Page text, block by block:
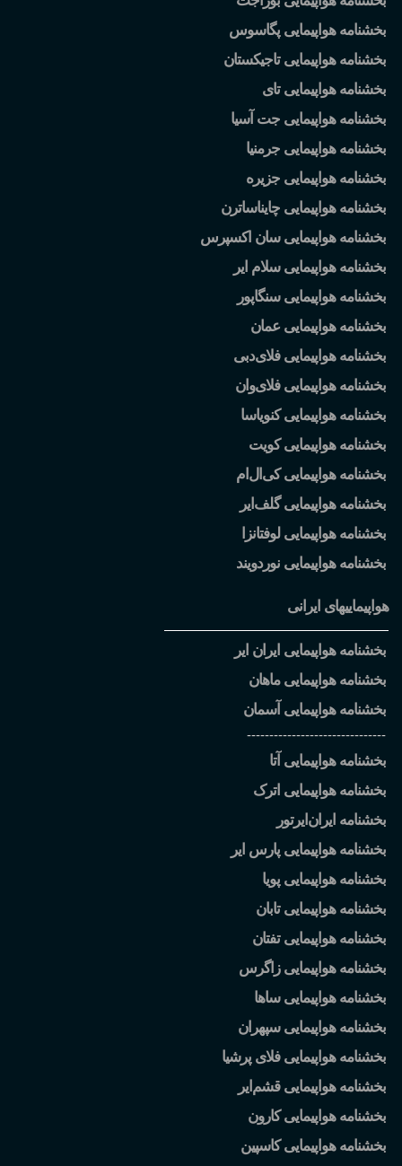
بخشنامه هواپیمایی پگاسوس
بخشنامه هواپیمایی تاجیکستان
بخشنامه هواپیمایی تای
بخشنامه هواپیمایی جت آسیا
بخشنامه هواپیمایی جرمنیا
بخشنامه هواپیمایی جزیره
بخشنامه هواپیمایی چایناساترن
بخشنامه هواپیمایی سان اکسپرس
بخشنامه هواپیمایی سلام ایر
بخشنامه هواپیمایی سنگاپور
بخشنامه هواپیمایی عمان
بخشنامه هواپیمایی فلایدبی
بخشنامه هواپیمایی فلایوان
بخشنامه هواپیمایی کنویاسا
بخشنامه هواپیمایی کویت
بخشنامه هواپیمایی کی ال ام
بخشنامه هواپیمایی گلف ایر
بخشنامه هواپیمایی لوفتانزا
بخشنامه هواپیمایی نوردویند
هواپیماییهای ایرانی
بخشنامه هواپیمایی ایران ایر
بخشنامه هواپیمایی ماهان
بخشنامه هواپیمایی آسمان
-------------------------------
بخشنامه هواپیمایی آتا
بخشنامه هواپیمایی اترک
بخشنامه ایران ایرتور
بخشنامه هواپیمایی پارس ایر
بخشنامه هواپیمایی پویا
بخشنامه هواپیمایی تابان
بخشنامه هواپیمایی تفتان
بخشنامه هواپیمایی زاگرس
بخشنامه هواپیمایی ساها
بخشنامه هواپیمایی سپهران
بخشنامه هواپیمایی فلای پرشیا
بخشنامه هواپیمایی قشم ایر
بخشنامه هواپیمایی کارون
بخشنامه هواپیمایی کاسپین